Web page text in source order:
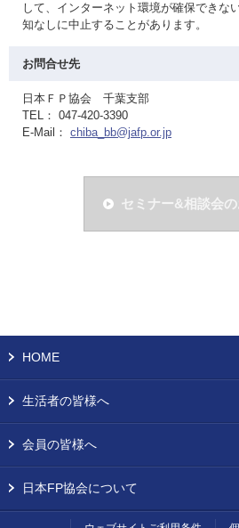
して、インターネット環境が確保できな
知なしに中止することがあります。
お問合せ先
日本ＦＰ協会 千葉支部
TEL： 047-420-3390
E-Mail： chiba_bb@jafp.or.jp
セミナー&相談会
HOME
生活者の皆様へ
会員の皆様へ
日本FP協会について